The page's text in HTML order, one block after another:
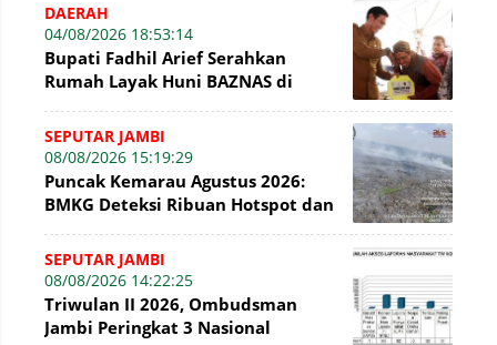
DAERAH
04/08/2026 18:53:14
Bupati Fadhil Arief Serahkan
Rumah Layak Huni BAZNAS di
SEPUTAR JAMBI
08/08/2026 15:19:29
Puncak Kemarau Agustus 2026:
BMKG Deteksi Ribuan Hotspot dan
SEPUTAR JAMBI
08/08/2026 14:22:25
Triwulan II 2026, Ombudsman
Jambi Peringkat 3 Nasional